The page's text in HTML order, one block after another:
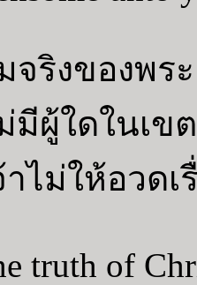
จริงของพ
มีผู้ใดในเ
ไม่ให้อวด
truth of